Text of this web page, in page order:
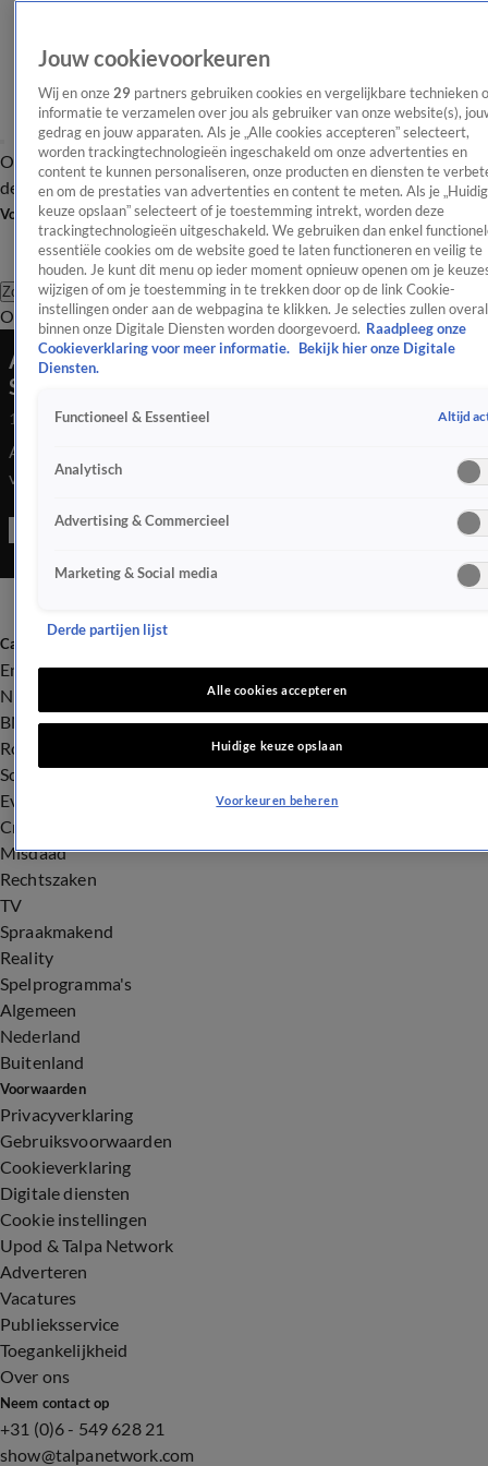
OverzichtAfleveringen Entertainment TV Algemeen
Tip
de redactieNieuwsbrief
Volg Shownieuws
Zoeken
OverzichtEntertainmentSpraakmakendRealityCrimeVideo's
Acteur David Hekili Kenui Bell van film Lilo &
Stitch overleden
17 juni 2025, 10:31
Acteur David Hekili Kenui Bell, die speelde in de onlangs
verschenen film Lilo & Stitch, is overleden.
Categorieën
Entertainment
Nieuws
BN'ers
Royalty
Songfestival
Evenementen
Crime
Misdaad
Rechtszaken
TV
Spraakmakend
Reality
Spelprogramma's
Algemeen
Nederland
Buitenland
Voorwaarden
Privacyverklaring
Gebruiksvoorwaarden
Cookieverklaring
Digitale diensten
Cookie instellingen
Upod & Talpa Network
Adverteren
Vacatures
Publieksservice
Toegankelijkheid
Over ons
Neem contact op
+31 (0)6 - 549 628 21
show@talpanetwork.com
Jouw cookievoorkeuren
Wij en onze 29 partners gebruiken cookies en vergelijkbare technieken
informatie te verzamelen over jou als gebruiker van onze website(s),
gedrag en jouw apparaten. Als je „Alle cookies accepteren” selecteert,
worden trackingtechnologieën ingeschakeld om onze advertenties en
content te kunnen personaliseren, onze producten en diensten te
en om de prestaties van advertenties en content te meten. Als je
keuze opslaan” selecteert of je toestemming intrekt, worden deze
trackingtechnologieën uitgeschakeld. We gebruiken dan enkel
essentiële cookies om de website goed te laten functioneren en veilig te
houden. Je kunt dit menu op ieder moment opnieuw openen om je
wijzigen of om je toestemming in te trekken door op de link Cookie-
instellingen onder aan de webpagina te klikken. Je selecties zullen overal
binnen onze Digitale Diensten worden doorgevoerd. Raadpleeg onze
Cookieverklaring voor meer informatie.
Bekijk hier onze Digitale
Diensten.
Functioneel & Essentieel Altijd
Analytisch
Advertising & Commercieel
Marketing & Social media
Derde partijen lijst
Alle cookies accepteren
Huidige keuze opslaan
Voorkeuren beheren